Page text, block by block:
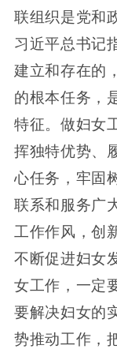
联组织是党和
习近平总书记
建立和存在的
的根本任务，
特征。做妇女
挥独特优势、
心任务，牢固
联系和服务广
工作作风，创
不断促进妇女
女工作，一定
要解决妇女的
势推动工作，